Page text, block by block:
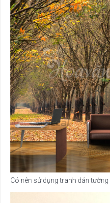
Có nên sử dụng tranh dán tường